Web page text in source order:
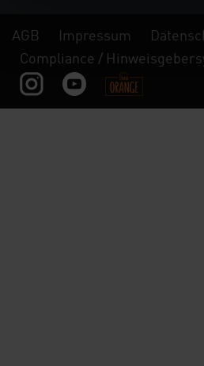
AGB Impressum
Compliance /